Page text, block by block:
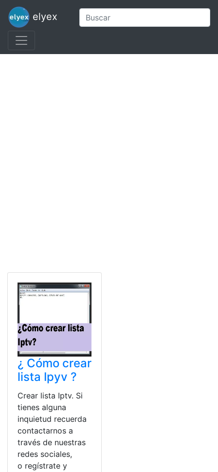
elyex
¿ Cómo crear
lista Ipyv ?
Crear lista Iptv. Si
tienes alguna
inquietud recuerda
contactarnos a
través de nuestras
redes sociales,
o regístrate y